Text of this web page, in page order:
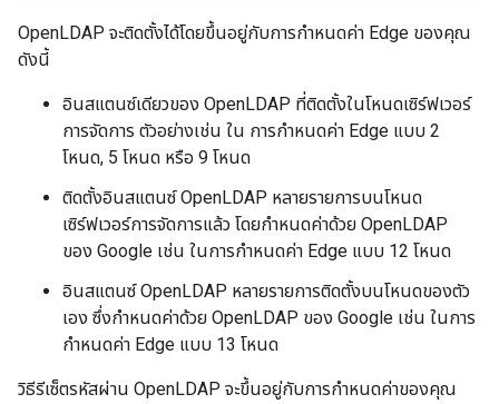
OpenLDAP จะติดตั้งได้โดยขึ้นอยู่กับการกำหนดค่า Edge ของคุณ
ดังนี้
อินสแตนซ์เดียวของ OpenLDAP ที่ติดตั้งในโหนดเซิร์ฟเวอร์
การจัดการ ตัวอย่างเช่น ใน การกำหนดค่า Edge แบบ 2
โหนด, 5 โหนด หรือ 9 โหนด
ติดตั้งอินสแตนซ์ OpenLDAP หลายรายการบนโหนด
เซิร์ฟเวอร์การจัดการแล้ว โดยกำหนดค่าด้วย OpenLDAP
ของ Google เช่น ในการกำหนดค่า Edge แบบ 12 โหนด
อินสแตนซ์ OpenLDAP หลายรายการติดตั้งบนโหนดของตัว
เอง ซึ่งกำหนดค่าด้วย OpenLDAP ของ Google เช่น ในการ
กำหนดค่า Edge แบบ 13 โหนด
วิธีรีเซ็ตรหัสผ่าน OpenLDAP จะขึ้นอยู่กับการกำหนดค่าของคุณ